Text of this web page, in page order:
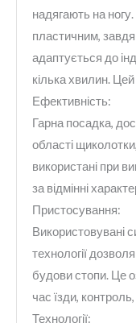
надягають на
пластичним,
адаптується до
кілька хвилин.
Ефективність:
Гарна посадка,
області
використані при
за відмінні
Пристосування:
Використовувані
технології
будови стопи. Це
час їзди,
Технології: